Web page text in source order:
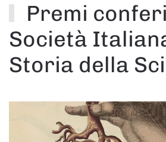
Premi
Società
Storia della